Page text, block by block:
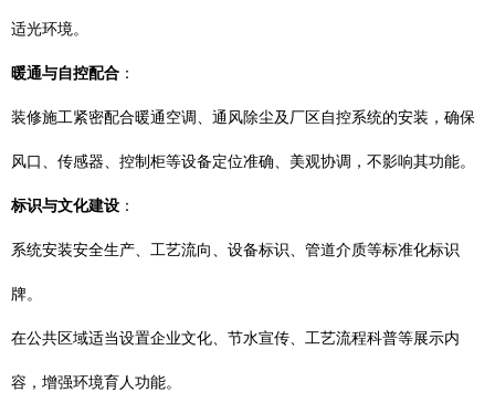
适光环境。
暖通与自控配合 ：
装修施工紧密配合暖通空调、通风除尘及厂区自控系统的安装，确保
风口、传感器、控制柜等设备定位准确、美观协调，不影响其功能。
标识与文化建设 ：
系统安装安全生产、工艺流向、设备标识、管道介质等标准化标识
牌。
在公共区域适当设置企业文化、节水宣传、工艺流程科普等展示内
容，增强环境育人功能。